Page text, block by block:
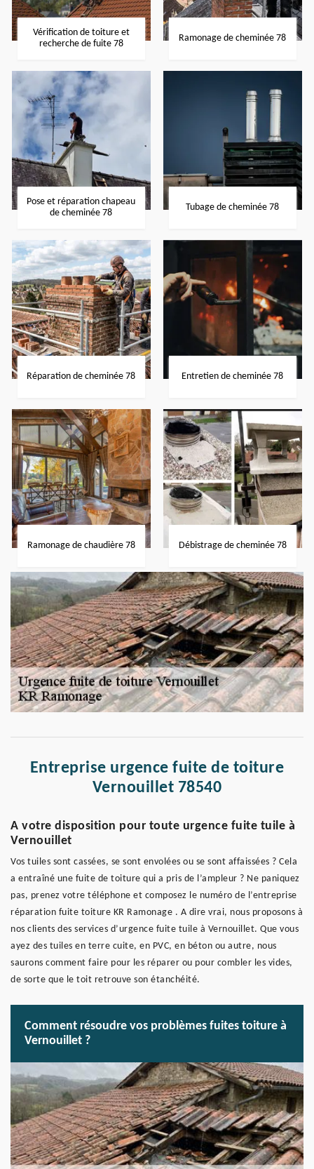
Vérification de toiture et
recherche de fuite 78
Ramonage de cheminée 78
Pose et réparation chapeau
de cheminée 78
Tubage de cheminée 78
Réparation de cheminée 78 Entretien de cheminée 78
Ramonage de chaudière 78 Débistrage de cheminée 78
Entreprise urgence fuite de toiture
Vernouillet 78540
A votre disposition pour toute urgence fuite tuile à
Vernouillet
Vos tuiles sont cassées, se sont envolées ou se sont affaissées ? Cela
a entraîné une fuite de toiture qui a pris de l’ampleur ? Ne paniquez
pas, prenez votre téléphone et composez le numéro de l’entreprise
réparation fuite toiture KR Ramonage . A dire vrai, nous proposons à
nos clients des services d’urgence fuite tuile à Vernouillet. Que vous
ayez des tuiles en terre cuite, en PVC, en béton ou autre, nous
saurons comment faire pour les réparer ou pour combler les vides,
de sorte que le toit retrouve son étanchéité.
Comment résoudre vos problèmes fuites toiture à
Vernouillet ?